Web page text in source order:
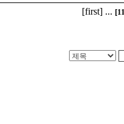
[first] ...